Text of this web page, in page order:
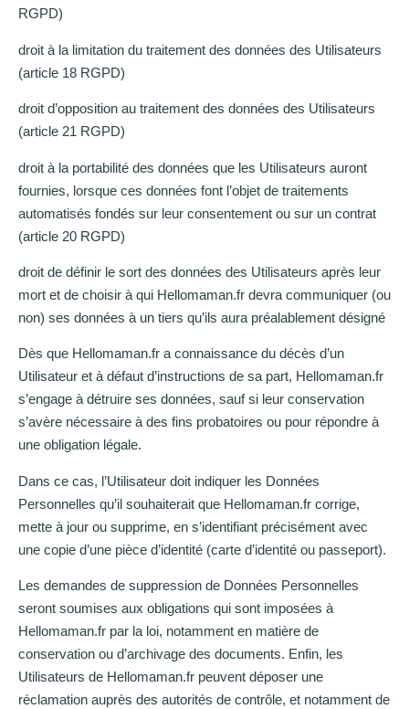
RGPD)
droit à la limitation du traitement des données des Utilisateurs
(article 18 RGPD)
droit d’opposition au traitement des données des Utilisateurs
(article 21 RGPD)
droit à la portabilité des données que les Utilisateurs auront
fournies, lorsque ces données font l’objet de traitements
automatisés fondés sur leur consentement ou sur un contrat
(article 20 RGPD)
droit de définir le sort des données des Utilisateurs après leur
mort et de choisir à qui Hellomaman.fr devra communiquer (ou
non) ses données à un tiers qu’ils aura préalablement désigné
Dès que Hellomaman.fr a connaissance du décès d’un
Utilisateur et à défaut d’instructions de sa part, Hellomaman.fr
s’engage à détruire ses données, sauf si leur conservation
s’avère nécessaire à des fins probatoires ou pour répondre à
une obligation légale.
Dans ce cas, l’Utilisateur doit indiquer les Données
Personnelles qu’il souhaiterait que Hellomaman.fr corrige,
mette à jour ou supprime, en s’identifiant précisément avec
une copie d’une pièce d’identité (carte d’identité ou passeport).
Les demandes de suppression de Données Personnelles
seront soumises aux obligations qui sont imposées à
Hellomaman.fr par la loi, notamment en matière de
conservation ou d’archivage des documents. Enfin, les
Utilisateurs de Hellomaman.fr peuvent déposer une
réclamation auprès des autorités de contrôle, et notamment de